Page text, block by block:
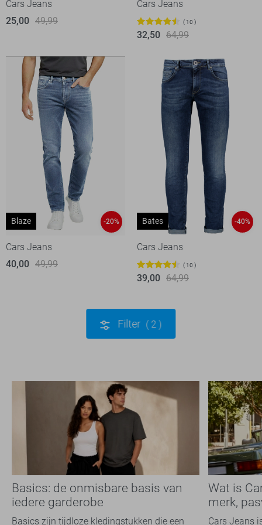
Cars Jeans
25,00 49,99
Cars Jeans
10
32,50 64,99
Blaze -20%
Cars Jeans
40,00 49,99
Bates -40%
Cars Jeans
10
39,00 64,99
Filter 2
Basics: de onmisbare basis van
iedere garderobe
Basics zijn tijdloze kledingstukken die een
Wat is
merk,
Cars Jeans